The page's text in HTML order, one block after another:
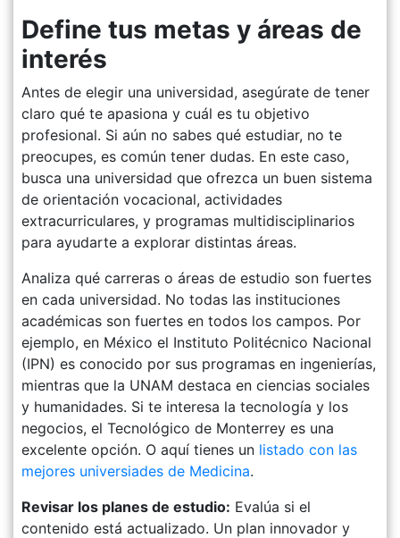
Define tus metas y áreas de
interés
Antes de elegir una universidad, asegúrate de tener
claro qué te apasiona y cuál es tu objetivo
profesional. Si aún no sabes qué estudiar, no te
preocupes, es común tener dudas. En este caso,
busca una universidad que ofrezca un buen sistema
de orientación vocacional, actividades
extracurriculares, y programas multidisciplinarios
para ayudarte a explorar distintas áreas.
Analiza qué carreras o áreas de estudio son fuertes
en cada universidad. No todas las instituciones
académicas son fuertes en todos los campos. Por
ejemplo, en México el Instituto Politécnico Nacional
(IPN) es conocido por sus programas en ingenierías,
mientras que la UNAM destaca en ciencias sociales
y humanidades. Si te interesa la tecnología y los
negocios, el Tecnológico de Monterrey es una
excelente opción. O aquí tienes un listado con las
mejores universiades de Medicina.
Revisar los planes de estudio: Evalúa si el
contenido está actualizado. Un plan innovador y